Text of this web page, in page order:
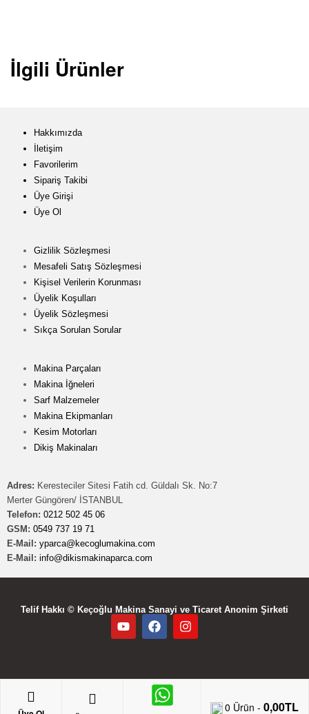
İlgili Ürünler
Hakkımızda
İletişim
Favorilerim
Sipariş Takibi
Üye Girişi
Üye Ol
Gizlilik Sözleşmesi
Mesafeli Satış Sözleşmesi
Kişisel Verilerin Korunması
Üyelik Koşulları
Üyelik Sözleşmesi
Sıkça Sorulan Sorular
Makina Parçaları
Makina İğneleri
Sarf Malzemeler
Makina Ekipmanları
Kesim Motorları
Dikiş Makinaları
Adres: Keresteciler Sitesi Fatih cd. Güldalı Sk. No:7
Merter Güngören/ İSTANBUL
Telefon: 0212 502 45 06
GSM: 0549 737 19 71
E-Mail: yparca@kecoglumakina.com
E-Mail: info@dikismakinaparca.com
Telif Hakkı © Keçoğlu Makina Sanayi ve Ticaret Anonim Şirketi
0 Ürün -0,00TL